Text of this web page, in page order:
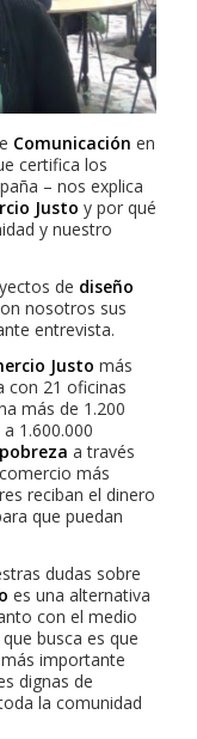
Comunicación en
certifica los
– nos explica
Justo y por qué
y nuestro
de diseño
nosotros sus
entrevista.
Justo más
con 21 oficinas
más de 1.200
1.600.000
a través
más
reciban el dinero
que puedan
dudas sobre
es una alternativa
con el medio
busca es que
importante
dignas de
la comunidad